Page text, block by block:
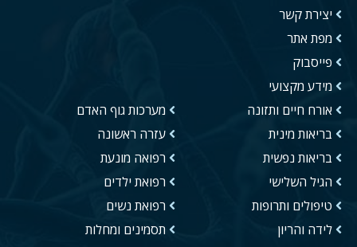
יצירת קשר
מפת אתר
פייסבוק
מידע מקצועי
אורח חיים ותזונה
בריאות מינית
בריאות נפשית
הגיל השלישי
טיפולים ותרופות
לידה והריון
מערכות גוף האדם
עזרה ראשונה
רפואה מונעת
רפואת ילדים
רפואת נשים
תסמינים ומחלות